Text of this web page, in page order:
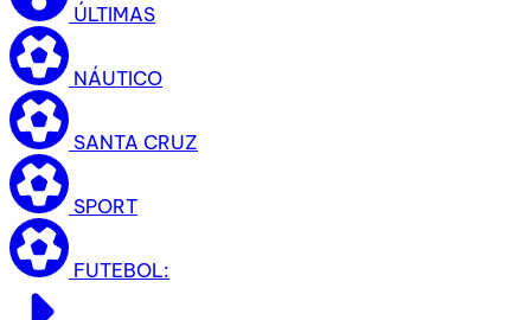
ÚLTIMAS
NÁUTICO
SANTA CRUZ
SPORT
FUTEBOL: